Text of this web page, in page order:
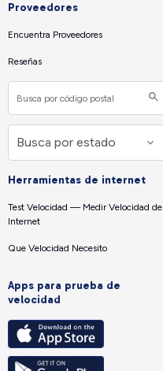
Proveedores
Encuentra Proveedores
Reseñas
Herramientas de internet
Test Velocidad — Medir Velocidad de
Internet
Que Velocidad Necesito
Apps para prueba de
velocidad